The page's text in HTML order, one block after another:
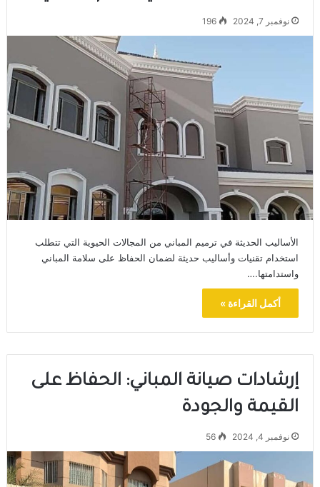
نوفمبر 7, 2024 196
الأساليب الحديثة في ترميم المباني من المجالات الحيوية التي تتطلب
استخدام تقنيات وأساليب حديثة لضمان الحفاظ على سلامة المباني
واستدامتها.…
أكمل القراءة »
إرشادات صيانة المباني: الحفاظ على
القيمة والجودة
نوفمبر 4, 2024 56